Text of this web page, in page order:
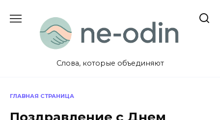
содержанию
Слова, которые объединяют
ГЛАВНАЯ СТРАНИЦА